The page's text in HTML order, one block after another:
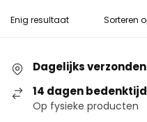
Enig resultaat
Dagelijks verzonden
14 dagen bedenktijd
Op fysieke producten